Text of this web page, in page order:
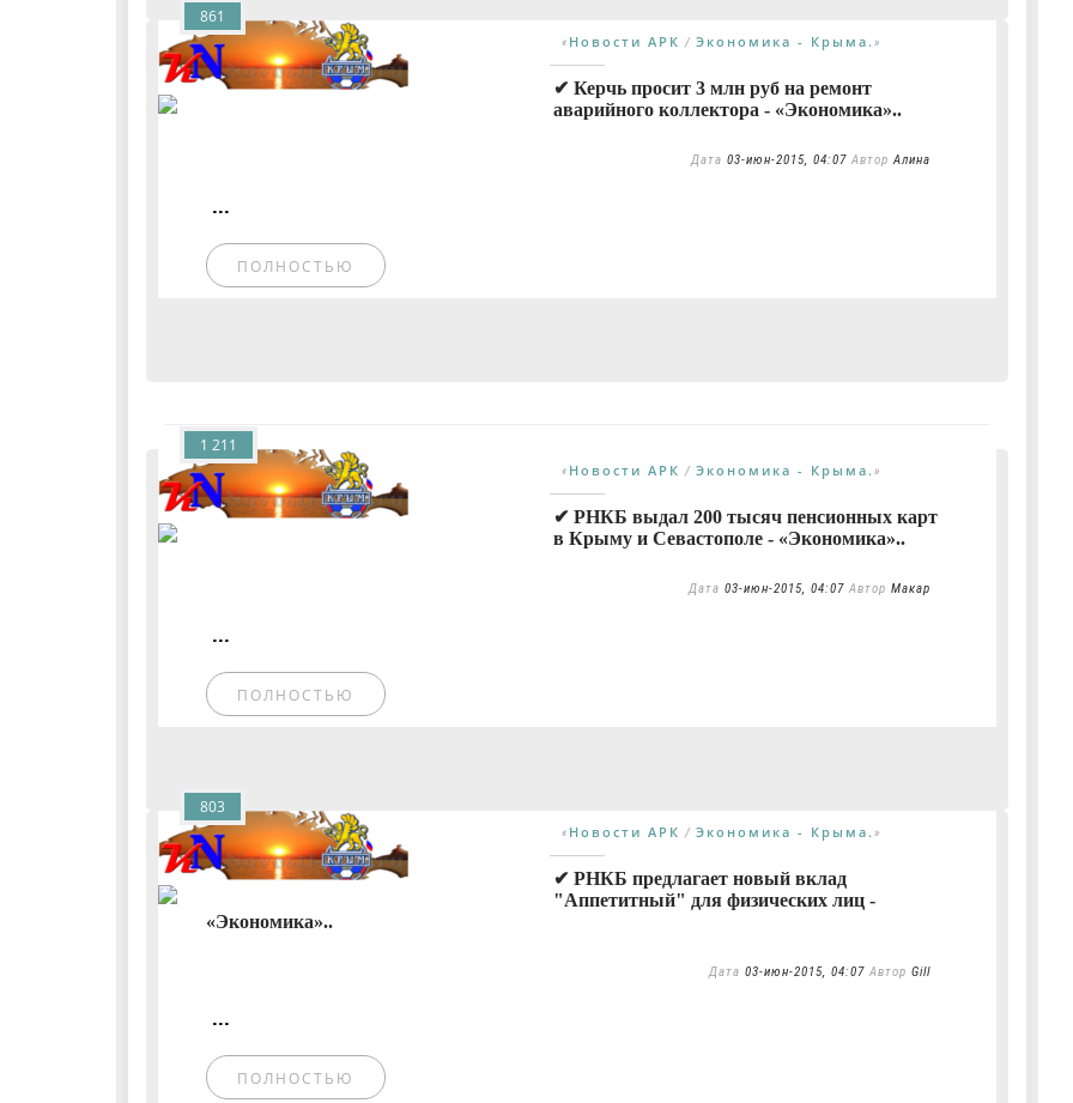
« Новости АРК / Экономика - Крыма. »
✔ Керчь просит 3 млн руб на ремонт
аварийного коллектора - «Экономика»..
Дата 03-июн-2015, 04:07 АвторАлина
...
ПОЛНОСТЬЮ
861
« Новости АРК / Экономика - Крыма. »
✔ РНКБ выдал 200 тысяч пенсионных карт
в Крыму и Севастополе - «Экономика»..
Дата 03-июн-2015, 04:07 Автор Макар
...
ПОЛНОСТЬЮ
1 211
« Новости АРК / Экономика - Крыма. »
✔ РНКБ предлагает новый вклад
"Аппетитный" для физических лиц -
«Экономика»..
Дата 03-июн-2015, 04:07 Автор Gill
...
ПОЛНОСТЬЮ
803